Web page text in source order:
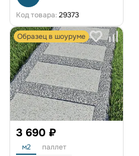
Код товара: 29373
Образец в шоуруме
3 690 ₽
м2 паллет